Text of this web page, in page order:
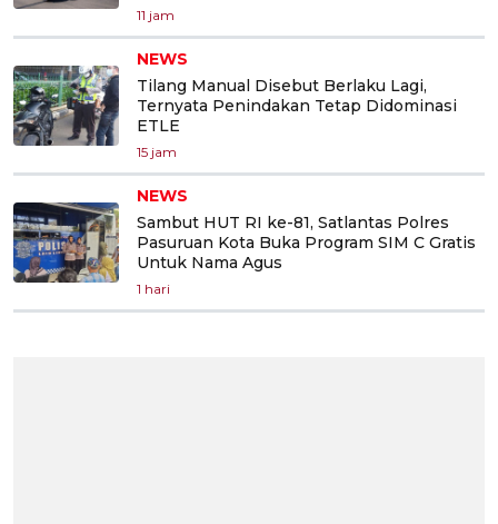
11 jam
NEWS
Tilang Manual Disebut Berlaku Lagi,
Ternyata Penindakan Tetap Didominasi
ETLE
15 jam
NEWS
Sambut HUT RI ke-81, Satlantas Polres
Pasuruan Kota Buka Program SIM C Gratis
Untuk Nama Agus
1 hari